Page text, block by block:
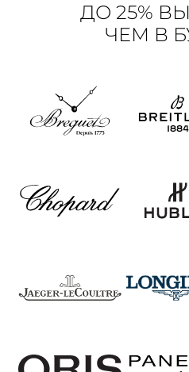
ДО 25%
ЧЕМ В